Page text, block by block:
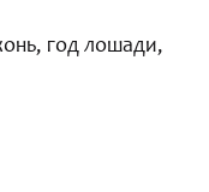
год лошади,